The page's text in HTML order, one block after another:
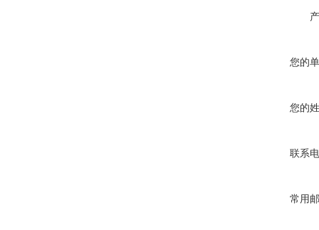
您的
您的
联系
常用